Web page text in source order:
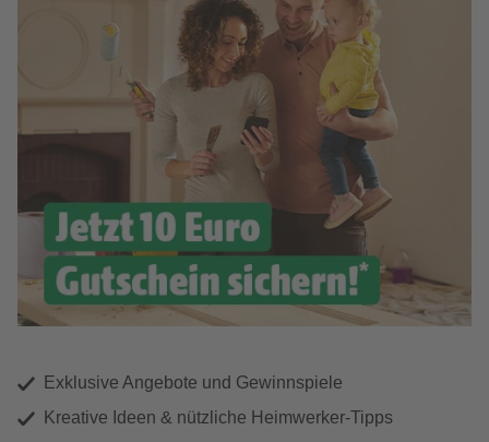
Exklusive Angebote und Gewinnspiele
Kreative Ideen & nützliche Heimwerker-Tipps